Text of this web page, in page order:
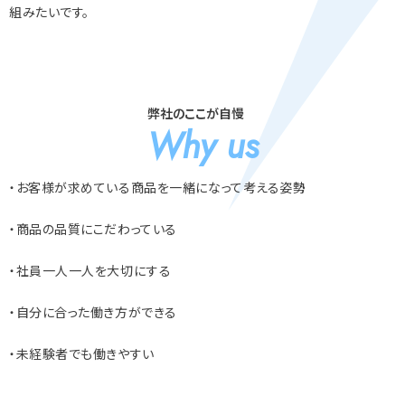
組みたいです。
弊社のここが自慢
Why us
・お客様が求めている商品を一緒になって考える姿勢
・商品の品質にこだわっている
・社員一人一人を大切にする
・自分に合った働き方ができる
・未経験者でも働きやすい